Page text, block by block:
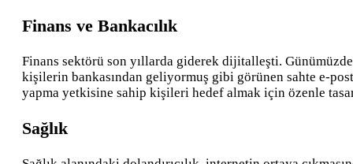
Finans ve Bankacılık
Finans sektörü son yıllarda giderek dijitalleşti.
kişilerin bankasından geliyormuş gibi görünen sahte e-
yapma yetkisine sahip kişileri hedef almak için özenle
Sağlık